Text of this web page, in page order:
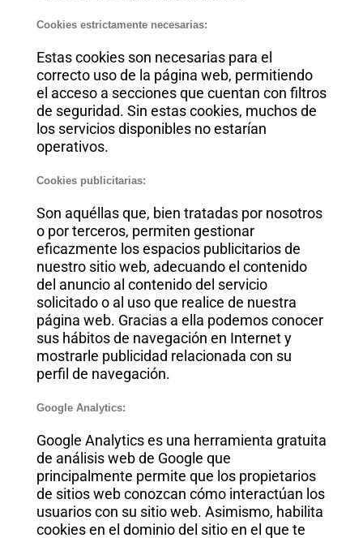
Cookies estrictamente necesarias:
Estas cookies son necesarias para el
correcto uso de la página web, permitiendo
el acceso a secciones que cuentan con filtros
de seguridad. Sin estas cookies, muchos de
los servicios disponibles no estarían
operativos.
Cookies publicitarias:
Son aquéllas que, bien tratadas por nosotros
o por terceros, permiten gestionar
eficazmente los espacios publicitarios de
nuestro sitio web, adecuando el contenido
del anuncio al contenido del servicio
solicitado o al uso que realice de nuestra
página web. Gracias a ella podemos conocer
sus hábitos de navegación en Internet y
mostrarle publicidad relacionada con su
perfil de navegación.
Google Analytics:
Google Analytics es una herramienta gratuita
de análisis web de Google que
principalmente permite que los propietarios
de sitios web conozcan cómo interactúan los
usuarios con su sitio web. Asimismo, habilita
cookies en el dominio del sitio en el que te